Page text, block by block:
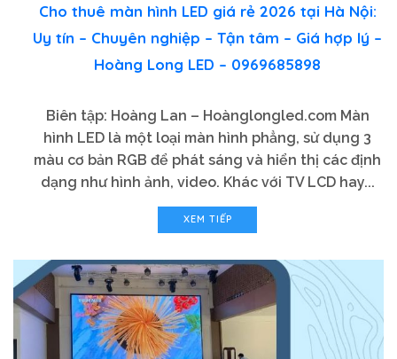
Cho thuê màn hình LED giá rẻ 2026 tại Hà Nội:
Uy tín – Chuyên nghiệp – Tận tâm – Giá hợp lý –
Hoàng Long LED – 0969685898
Biên tập: Hoàng Lan – Hoànglongled.com Màn
hình LED là một loại màn hình phẳng, sử dụng 3
màu cơ bản RGB để phát sáng và hiển thị các định
dạng như hình ảnh, video. Khác với TV LCD hay...
XEM TIẾP